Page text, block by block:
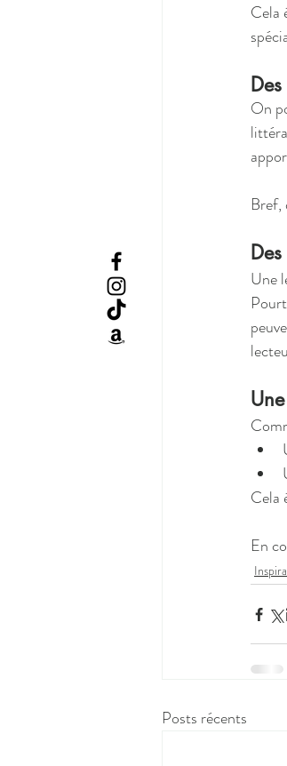
Cela
On
Bref,
Une
Cela
En
Posts récents